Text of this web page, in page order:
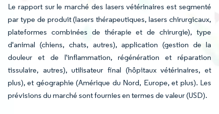
Le rapport sur le marché des lasers vétérinaires est segmenté
par type de produit (lasers thérapeutiques, lasers chirurgicaux,
plateformes combinées de thérapie et de chirurgie), type
d'animal (chiens, chats, autres), application (gestion de la
douleur et de l'inflammation, régénération et réparation
tissulaire, autres), utilisateur final (hôpitaux vétérinaires, et
plus), et géographie (Amérique du Nord, Europe, et plus). Les
prévisions du marché sont fournies en termes de valeur (USD).